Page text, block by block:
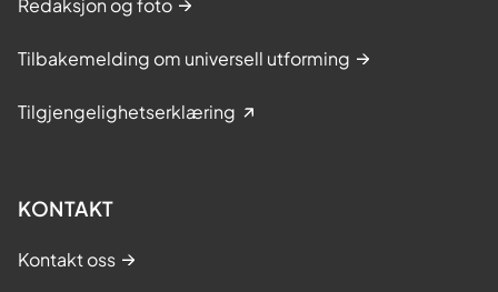
Redaksjon og foto
Tilbakemelding om universell utforming
Tilgjengelighetserklæring
KONTAKT
Kontakt oss